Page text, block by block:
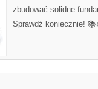
zbudować solidne
Sprawdź koniecznie!